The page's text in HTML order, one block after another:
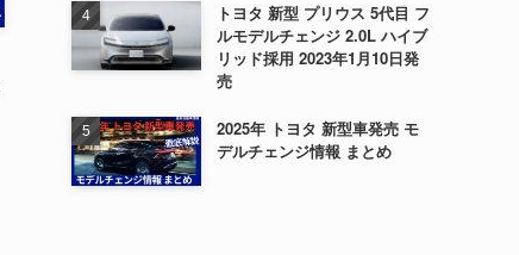
トヨタ 新型 プリウス 5代目 フ
ルモデルチェンジ 2.0L ハイブ
リッド採用 2023年1月10日発
売
2025年 トヨタ 新型車発売 モ
デルチェンジ情報 まとめ